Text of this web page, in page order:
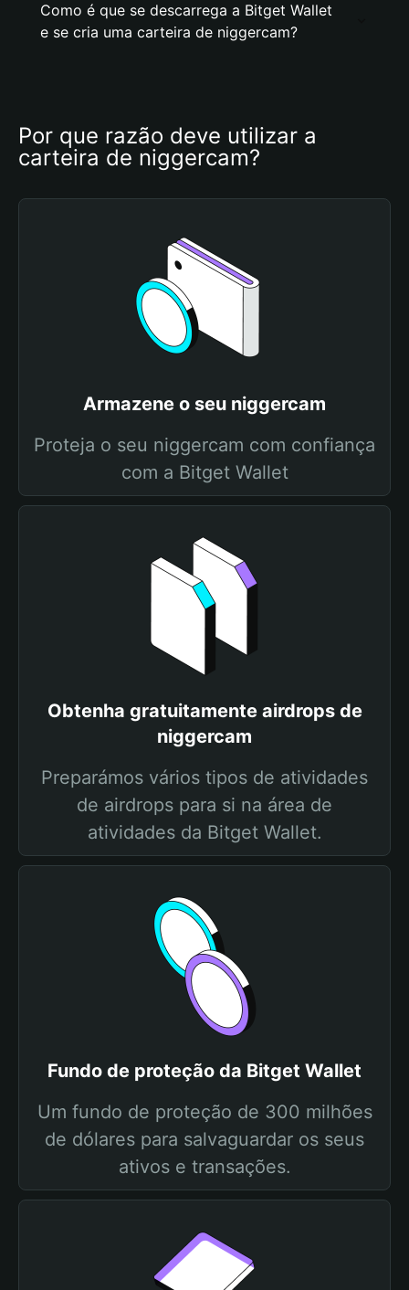
Como é que se descarrega a Bitget Wallet
e se cria uma carteira de niggercam?
Por que razão deve utilizar a
carteira de niggercam?
Armazene o seu niggercam
Proteja o seu niggercam com confiança
com a Bitget Wallet
Obtenha gratuitamente airdrops de
niggercam
Preparámos vários tipos de atividades
de airdrops para si na área de
atividades da Bitget Wallet.
Fundo de proteção da Bitget Wallet
Um fundo de proteção de 300 milhões
de dólares para salvaguardar os seus
ativos e transações.